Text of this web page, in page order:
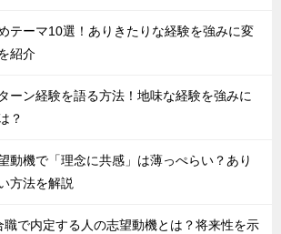
テーマ10選！ありきたりな経験を強みに変
紹介
ーン経験を語る方法！地味な経験を強みに
？
動機で「理念に共感」は薄っぺらい？あり
方法を解説
職で内定する人の志望動機とは？将来性を示